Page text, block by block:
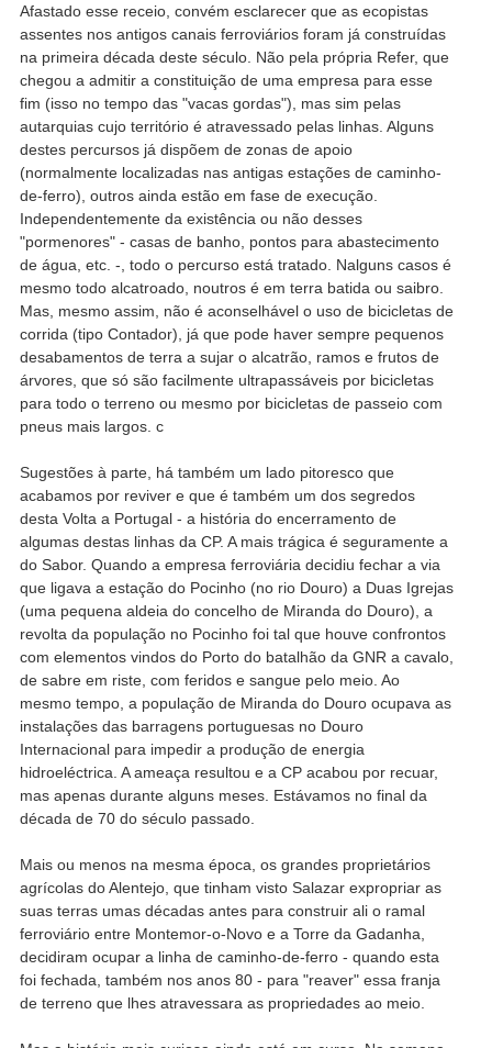
Afastado esse receio, convém esclarecer que as ecopistas
assentes nos antigos canais ferroviários foram já construídas
na primeira década deste século. Não pela própria Refer, que
chegou a admitir a constituição de uma empresa para esse
fim (isso no tempo das "vacas gordas"), mas sim pelas
autarquias cujo território é atravessado pelas linhas. Alguns
destes percursos já dispõem de zonas de apoio
(normalmente localizadas nas antigas estações de caminho-
de-ferro), outros ainda estão em fase de execução.
Independentemente da existência ou não desses
"pormenores" - casas de banho, pontos para abastecimento
de água, etc. -, todo o percurso está tratado. Nalguns casos é
mesmo todo alcatroado, noutros é em terra batida ou saibro.
Mas, mesmo assim, não é aconselhável o uso de bicicletas de
corrida (tipo Contador), já que pode haver sempre pequenos
desabamentos de terra a sujar o alcatrão, ramos e frutos de
árvores, que só são facilmente ultrapassáveis por bicicletas
para todo o terreno ou mesmo por bicicletas de passeio com
pneus mais largos. c
Sugestões à parte, há também um lado pitoresco que
acabamos por reviver e que é também um dos segredos
desta Volta a Portugal - a história do encerramento de
algumas destas linhas da CP. A mais trágica é seguramente a
do Sabor. Quando a empresa ferroviária decidiu fechar a via
que ligava a estação do Pocinho (no rio Douro) a Duas Igrejas
(uma pequena aldeia do concelho de Miranda do Douro), a
revolta da população no Pocinho foi tal que houve confrontos
com elementos vindos do Porto do batalhão da GNR a cavalo,
de sabre em riste, com feridos e sangue pelo meio. Ao
mesmo tempo, a população de Miranda do Douro ocupava as
instalações das barragens portuguesas no Douro
Internacional para impedir a produção de energia
hidroeléctrica. A ameaça resultou e a CP acabou por recuar,
mas apenas durante alguns meses. Estávamos no final da
década de 70 do século passado.
Mais ou menos na mesma época, os grandes proprietários
agrícolas do Alentejo, que tinham visto Salazar expropriar as
suas terras umas décadas antes para construir ali o ramal
ferroviário entre Montemor-o-Novo e a Torre da Gadanha,
decidiram ocupar a linha de caminho-de-ferro - quando esta
foi fechada, também nos anos 80 - para "reaver" essa franja
de terreno que lhes atravessara as propriedades ao meio.